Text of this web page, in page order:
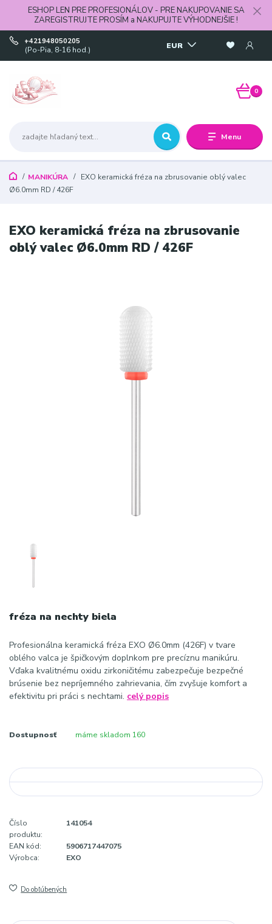
ESHOP LEN PRE PROFESIONÁLOV - PRE NAKUPOVANIE SA
ZAREGISTRUJTE PROSÍM a NAKUPUJTE VÝHODNEJŠIE !
Menu
EUR
+421948050205
(Po-Pia, 8-16 hod.)
0
MANIKÚRA
EXO keramická fréza na zbrusovanie oblý valec
Ø6.0mm RD / 426F
EXO keramická fréza na zbrusovanie
oblý valec Ø6.0mm RD / 426F
fréza na nechty biela
Profesionálna keramická fréza EXO Ø6.0mm (426F) v tvare
oblého valca je špičkovým doplnkom pre precíznu manikúru.
Vďaka kvalitnému oxidu zirkoničitému zabezpečuje bezpečné
brúsenie bez nepríjemného zahrievania, čím zvyšuje komfort a
efektivitu pri práci s nechtami. celý popis
Dostupnosť máme skladom 160
Číslo
produktu:
141054
EAN kód:
5906717447075
Výrobca:
EXO
Do obľúbených